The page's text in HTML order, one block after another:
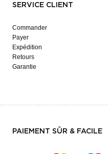
SERVICE CLIENT
Commander
Payer
Expédition
Retours
Garantie
PAIEMENT SÛR & FACILE